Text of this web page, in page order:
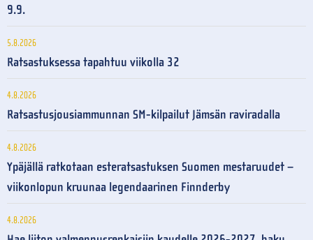
9.9.
5.8.2026
Ratsastuksessa tapahtuu viikolla 32
4.8.2026
Ratsastusjousiammunnan SM-kilpailut Jämsän raviradalla
4.8.2026
Ypäjällä ratkotaan esteratsastuksen Suomen mestaruudet –
viikonlopun kruunaa legendaarinen Finnderby
4.8.2026